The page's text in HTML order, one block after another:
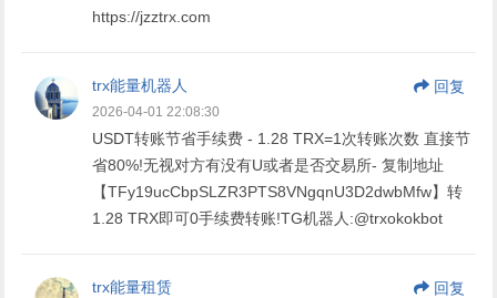
https://jzztrx.com
trx能量机器人 回复
2026-04-01 22:08:30
USDT转账节省手续费 - 1.28 TRX=1次转账次数 直接节
省80%!无视对方有没有U或者是否交易所- 复制地址
【TFy19ucCbpSLZR3PTS8VNgqnU3D2dwbMfw】转
1.28 TRX即可0手续费转账!TG机器人:@trxokokbot
trx能量租赁 回复